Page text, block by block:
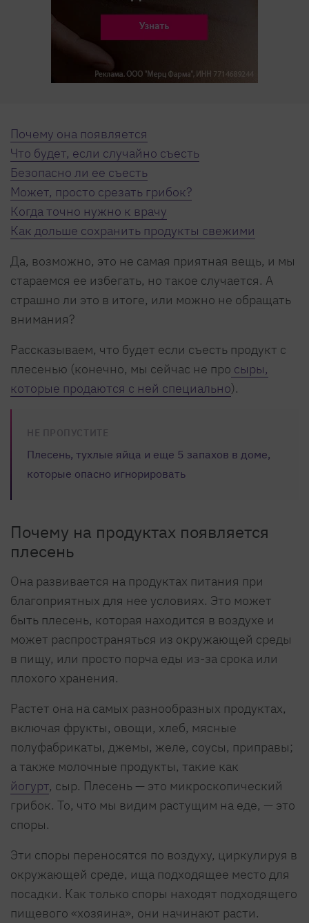
Почему она появляется
Что будет, если случайно съесть
Безопасно ли ее съесть
Может, просто срезать грибок?
Когда точно нужно к врачу
Как дольше сохранить продукты свежими
Да, возможно, это не самая приятная вещь, и мы
стараемся ее избегать, но такое случается. А
страшно ли это в итоге, или можно не обращать
внимания?
Рассказываем, что будет если съесть продукт с
плесенью (конечно, мы сейчас не про сыры,
которые продаются с ней специально).
НЕ ПРОПУСТИТЕ
Плесень, тухлые яйца и еще 5 запахов в доме,
которые опасно игнорировать
Почему на продуктах появляется
плесень
Она развивается на продуктах питания при
благоприятных для нее условиях. Это может
быть плесень, которая находится в воздухе и
может распространяться из окружающей среды
в пищу, или просто порча еды из-за срока или
плохого хранения.
Растет она на самых разнообразных продуктах,
включая фрукты, овощи, хлеб, мясные
полуфабрикаты, джемы, желе, соусы, приправы;
а также молочные продукты, такие как
йогурт, сыр. Плесень — это микроскопический
грибок. То, что мы видим растущим на еде, — это
споры.
Эти споры переносятся по воздуху, циркулируя в
окружающей среде, ища подходящее место для
посадки. Как только споры находят подходящего
пищевого «хозяина», они начинают расти.